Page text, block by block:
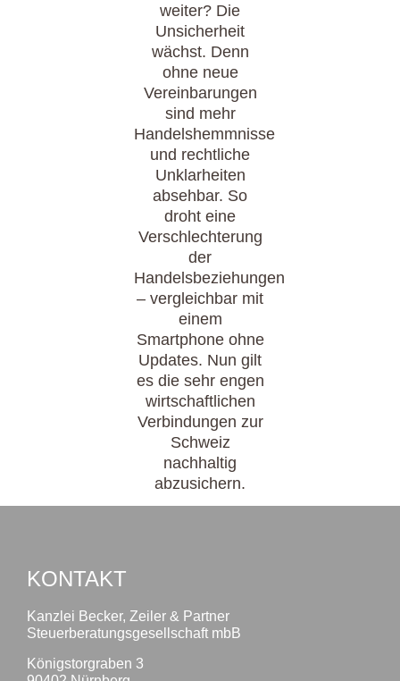
weiter? Die
Unsicherheit
wächst. Denn
ohne neue
Vereinbarungen
sind mehr
Handelshemmnisse
und rechtliche
Unklarheiten
absehbar. So
droht eine
Verschlechterung
der
Handelsbeziehungen
– vergleichbar mit
einem
Smartphone ohne
Updates. Nun gilt
es die sehr engen
wirtschaftlichen
Verbindungen zur
Schweiz
nachhaltig
abzusichern.
KONTAKT
Kanzlei Becker, Zeiler & Partner
Steuerberatungsgesellschaft mbB
Königstorgraben 3